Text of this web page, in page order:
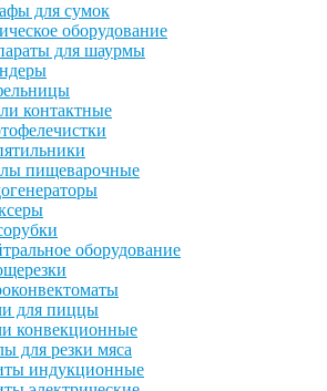
для сумок
оборудование
для шаурмы
контактные
пищеварочные
оборудование
для пиццы
конвекционные
для резки мяса
индукционные